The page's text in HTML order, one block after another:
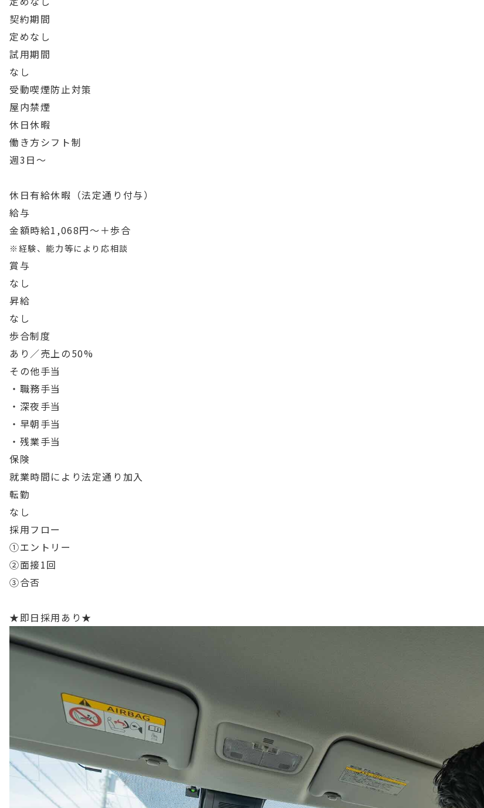
契約期間
定めなし
試用期間
なし
受動喫煙防止対策
屋内禁煙
休日休暇
働き方シフト制
週3日〜
休日有給休暇（法定通り付与）
給与
金額時給1,068円〜＋歩合
※経験、能力等により応相談
賞与
なし
昇給
なし
歩合制度
あり／売上の50%
その他手当
・職務手当
・深夜手当
・早朝手当
・残業手当
保険
就業時間により法定通り加入
転勤
なし
採用フロー
①エントリー
②面接1回
③合否
★即日採用あり★